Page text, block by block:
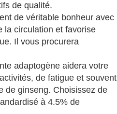
de qualité.
de véritable bonheur avec
la circulation et favorise
Il vous procurera
adaptogène aidera votre
de fatigue et souvent
de ginseng. Choisissez de
à 4.5% de